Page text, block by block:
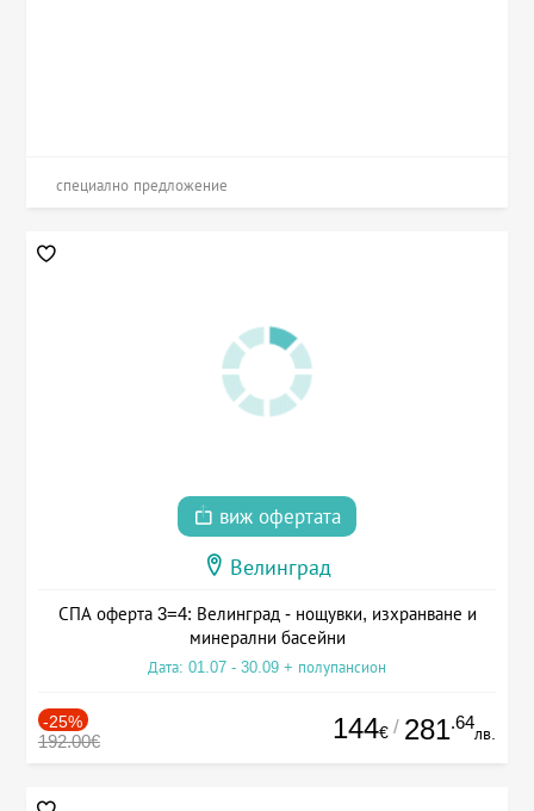
специално предложение
виж офертата
Велинград
СПА оферта 3=4: Велинград - нощувки, изхранване и
минерални басейни
Дата: 01.07 - 30.09 + полупансион
-25%
192.00€ 144€ / 281.64
лв.